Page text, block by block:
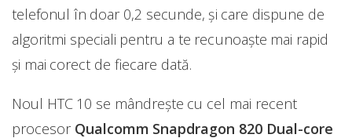
telefonul în doar 0,2 secunde, şi care dispune de
algoritmi speciali pentru a te recunoaşte mai rapid
şi mai corect de fiecare dată.
Noul HTC 10 se mândreşte cu cel mai recent
procesor Qualcomm Snapdragon 820 Dual-core